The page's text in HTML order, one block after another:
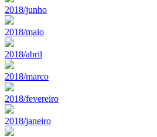
2018/junho
2018/maio
2018/abril
2018/marco
2018/fevereiro
2018/janeiro